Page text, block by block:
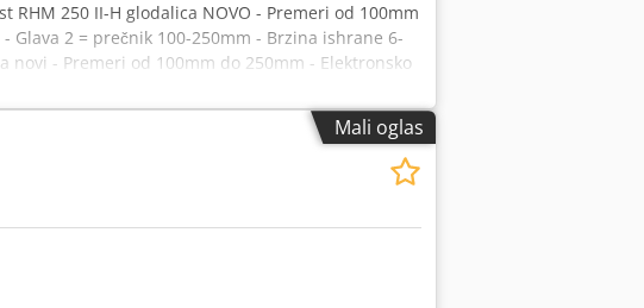
RHM 250 II-H glodalica NOVO - Premeri od 100mm
Glava 2 = prečnik 100-250mm - Brzina ishrane 6-
- Premeri od 100mm do 250mm - Elektronsko
- Glava 2 = prečnik 100-250mm - brzina ishrane
Mali oglas